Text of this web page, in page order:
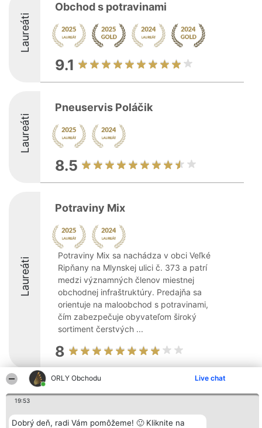
ORLY Obchodu Live chat
19:53
Dobrý deň, radi Vám pomôžeme! 🙂 Kliknite na
Laureáti
Obchod s potravinami
9.1
Laureáti
Pneuservis Poláčik
8.5
Laureáti
Potraviny Mix
Potraviny Mix sa nachádza v obci Veľké
Ripňany na Mlynskej ulici č. 373 a patrí
medzi významných členov miestnej
obchodnej infraštruktúry. Predajňa sa
orientuje na maloobchod s potravinami,
čím zabezpečuje obyvateľom široký
sortiment čerstvých ...
8
Organizátor hodnotenia
Bright Side Solutions sp. z o.
ul. Ruska 22
Hodnotenie
wszystkich
Kontakt